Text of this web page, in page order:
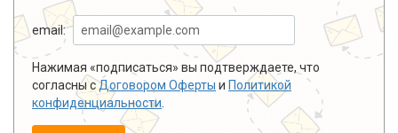
email:
Нажимая «подписаться» вы подтверждаете, что
согласны сДоговором Оферты и Политикой
конфиденциальности